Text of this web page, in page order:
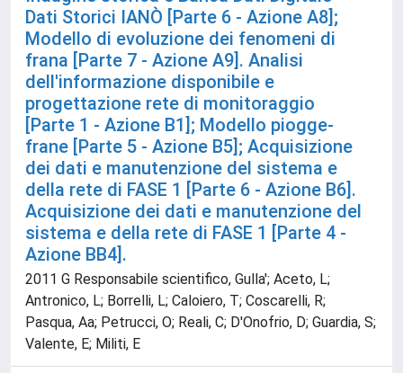
Dati Storici IANÒ [Parte 6 - Azione A8];
Modello di evoluzione dei fenomeni di
frana [Parte 7 - Azione A9]. Analisi
dell'informazione disponibile e
progettazione rete di monitoraggio
[Parte 1 - Azione B1]; Modello piogge-
frane [Parte 5 - Azione B5]; Acquisizione
dei dati e manutenzione del sistema e
della rete di FASE 1 [Parte 6 - Azione B6].
Acquisizione dei dati e manutenzione del
sistema e della rete di FASE 1 [Parte 4 -
Azione BB4].
2011 G Responsabile scientifico, Gulla'; Aceto, L;
Antronico, L; Borrelli, L; Caloiero, T; Coscarelli, R;
Pasqua, Aa; Petrucci, O; Reali, C; D'Onofrio, D; Guardia, S;
Valente, E; Militi, E